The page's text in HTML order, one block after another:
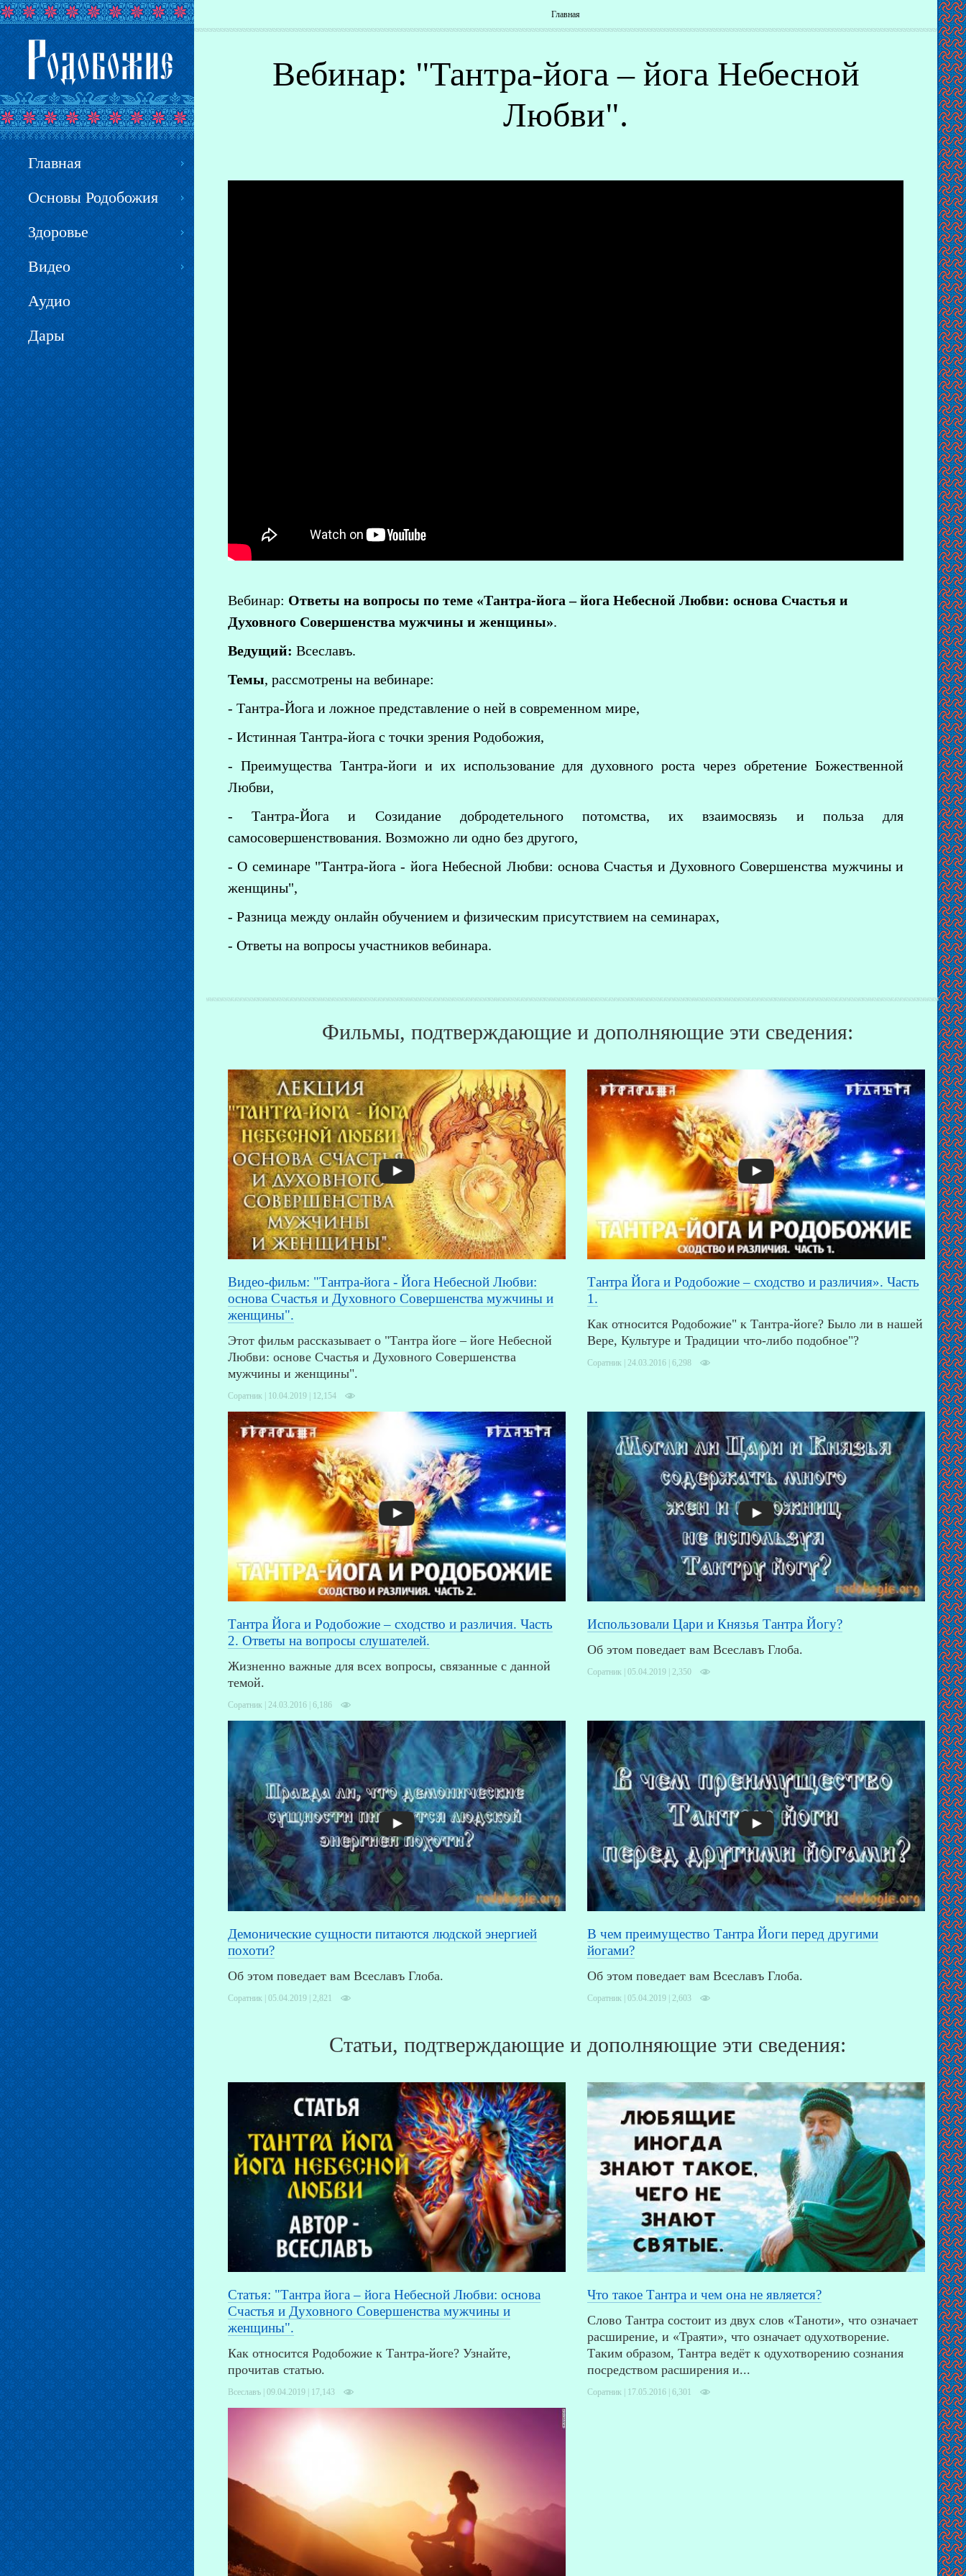
Вы здесь
Главная
Вебинар: "Тантра-йога – йога Небесной
Любви".
Вебинар: Ответы на вопросы по теме «Тантра-йога – йога Небесной Любви: основа Счастья и
Духовного Совершенства мужчины и женщины».
Ведущий: Всеславъ.
Темы, рассмотрены на вебинаре:
- Тантра-Йога и ложное представление о ней в современном мире,
- Истинная Тантра-йога с точки зрения Родобожия,
- Преимущества Тантра-йоги и их использование для духовного роста через обретение Божественной
Любви,
- Тантра-Йога и Созидание добродетельного потомства, их взаимосвязь и польза для
самосовершенствования. Возможно ли одно без другого,
- О семинаре "Тантра-йога - йога Небесной Любви: основа Счастья и Духовного Совершенства мужчины и
женщины",
- Разница между онлайн обучением и физическим присутствием на семинарах,
- Ответы на вопросы участников вебинара.
Фильмы, подтверждающие и дополняющие эти сведения:
Видео-фильм: "Тантра-йога - Йога Небесной Любви:
основа Счастья и Духовного Совершенства мужчины и
женщины".
Этот фильм рассказывает о "Тантра йоге – йоге Небесной
Любви: основе Счастья и Духовного Совершенства
мужчины и женщины".
Соратник | 10.04.2019 | 12,154
Тантра Йога и Родобожие – сходство и различия». Часть
1.
Как относится Родобожие" к Тантра-йоге? Было ли в нашей
Вере, Культуре и Традиции что-либо подобное"?
Соратник | 24.03.2016 | 6,298
Тантра Йога и Родобожие – сходство и различия. Часть
2. Ответы на вопросы слушателей.
Жизненно важные для всех вопросы, связанные с данной
темой.
Соратник | 24.03.2016 | 6,186
Использовали Цари и Князья Тантра Йогу?
Об этом поведает вам Всеславъ Глоба.
Соратник | 05.04.2019 | 2,350
Демонические сущности питаются людской энергией
похоти?
Об этом поведает вам Всеславъ Глоба.
Соратник | 05.04.2019 | 2,821
В чем преимущество Тантра Йоги перед другими
йогами?
Об этом поведает вам Всеславъ Глоба.
Соратник | 05.04.2019 | 2,603
Статьи, подтверждающие и дополняющие эти сведения:
Статья: "Тантра йога – йога Небесной Любви: основа
Счастья и Духовного Совершенства мужчины и
женщины".
Как относится Родобожие к Тантра-йоге? Узнайте,
прочитав статью.
Всеславъ | 09.04.2019 | 17,143
Что такое Тантра и чем она не является?
Слово Тантра состоит из двух слов «Таноти», что означает
расширение, и «Траяти», что означает одухотворение.
Таким образом, Тантра ведёт к одухотворению сознания
посредством расширения и...
Соратник | 17.05.2016 | 6,301
Главная
Основы Родобожия
Здоровье
Видео
Аудио
Дары